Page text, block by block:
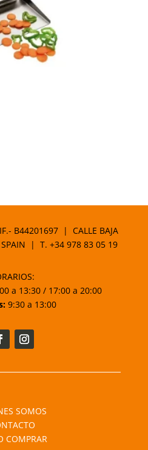
B44201697 | CALLE BAJA
SPAIN | T.+34 978 83 05 19
a 13:30 / 17:00 a 20:00
9:30 a 13:00
SOMOS
COMPRAR